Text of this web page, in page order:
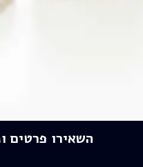
השאירו פרטים